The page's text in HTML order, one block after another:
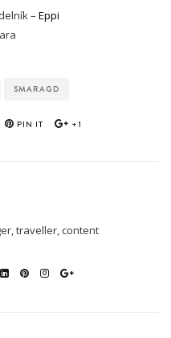
– Eppi
SMARAGD
PIN IT +1
traveller, content